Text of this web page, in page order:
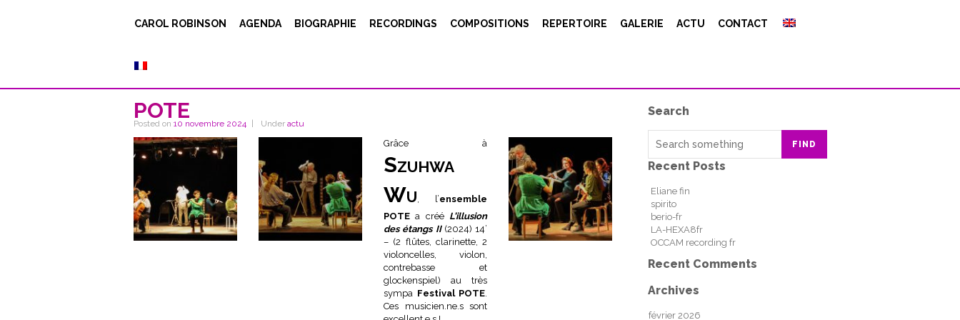
CAROL ROBINSON AGENDA BIOGRAPHIE RECORDINGS COMPOSITIONS REPERTOIRE GALERIE ACTU CONTACT
POTE
Posted on 10 novembre 2024 Under actu
Grâce à
Szuhwa
Wu, l’ensemble
POTE a créé L’illusion
des étangs II(2024) 14’
– (2 flûtes, clarinette, 2
violoncelles, violon,
contrebasse et
glockenspiel) au très
sympa Festival POTE.
Ces musicien.ne.s sont
Search
FIND
Recent Posts
Eliane fin
spirito
berio-fr
LA-HEXA8fr
OCCAM recording fr
Recent Comments
Archives
février 2026